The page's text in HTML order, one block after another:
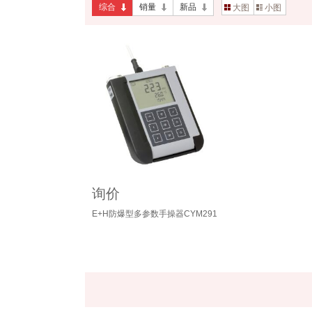
综合 销量 新品 大图 小图
询价
E+H防爆型多参数手操器CYM291